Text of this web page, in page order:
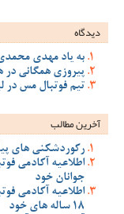
مس، یادداشت سردبیر
پوش دختر مس کرمان
مس کرمان برای تست گیری
مس کرمان برای تست گیری